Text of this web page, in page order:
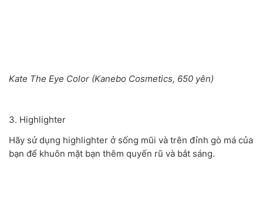
Kate The Eye Color (Kanebo Cosmetics, 650 yên)
3. Highlighter
Hãy sử dụng highlighter ở sống mũi và trên đỉnh gò má của
bạn để khuôn mặt bạn thêm quyến rũ và bắt sáng.